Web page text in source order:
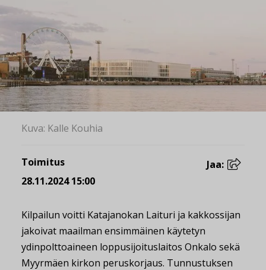
Kuva: Kalle Kouhia
Toimitus
28.11.2024 15:00
Jaa:
Kilpailun voitti Katajanokan Laituri ja kakkossijan
jakoivat maailman ensimmäinen käytetyn
ydinpolttoaineen loppusijoituslaitos Onkalo sekä
Myyrmäen kirkon peruskorjaus. Tunnustuksen